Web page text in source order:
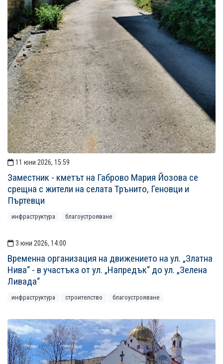
11 юни 2026, 15:59
Заместник - кметът на Габрово Мария Йозова се
срещна с жители на селата Трънито, Геновци и
Пъртевци
инфраструктура благоустрояване
3 юни 2026, 14:00
Временна организация на движението на ул. „Златна
Нива“ - в участъка от ул. „Напредък“ до ул. „Зелена
Ливада“
инфраструктура строителство благоустрояване